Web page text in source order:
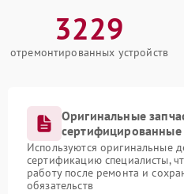
3229
отремонтированных устройств
Оригинальные
сертифицированные
Используются оригинальные
сертификацию специалисты,
работу после ремонта и
обязательств